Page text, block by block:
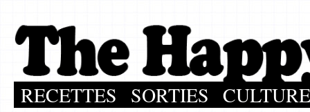
RECETTES SORTIES CULTURE